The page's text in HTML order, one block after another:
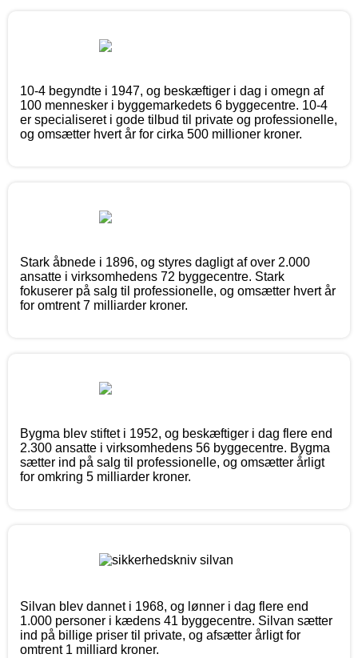
10-4 begyndte i 1947, og beskæftiger i dag i omegn af
100 mennesker i byggemarkedets 6 byggecentre. 10-4
er specialiseret i gode tilbud til private og professionelle,
og omsætter hvert år for cirka 500 millioner kroner.
Stark åbnede i 1896, og styres dagligt af over 2.000
ansatte i virksomhedens 72 byggecentre. Stark
fokuserer på salg til professionelle, og omsætter hvert år
for omtrent 7 milliarder kroner.
Bygma blev stiftet i 1952, og beskæftiger i dag flere end
2.300 ansatte i virksomhedens 56 byggecentre. Bygma
sætter ind på salg til professionelle, og omsætter årligt
for omkring 5 milliarder kroner.
Silvan blev dannet i 1968, og lønner i dag flere end
1.000 personer i kædens 41 byggecentre. Silvan sætter
ind på billige priser til private, og afsætter årligt for
omtrent 1 milliard kroner.